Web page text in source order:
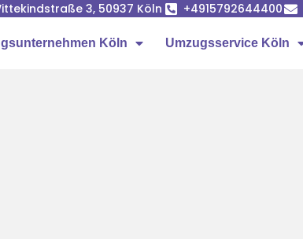
3, 50937 Köln +4915792644400
Köln Umzugsservice Köln